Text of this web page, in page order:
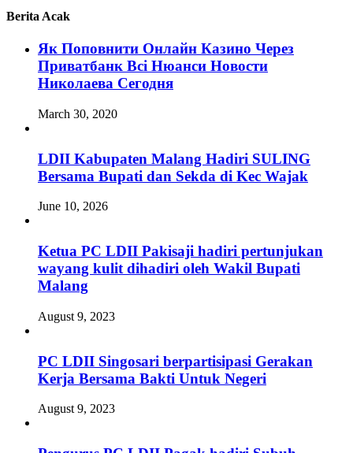
Berita Acak
Як Поповнити Онлайн Казино Через
Приватбанк Всі Нюанси Новости
Николаева Cегодня
March 30, 2020
LDII Kabupaten Malang Hadiri SULING
Bersama Bupati dan Sekda di Kec Wajak
June 10, 2026
Ketua PC LDII Pakisaji hadiri pertunjukan
wayang kulit dihadiri oleh Wakil Bupati
Malang
August 9, 2023
PC LDII Singosari berpartisipasi Gerakan
Kerja Bersama Bakti Untuk Negeri
August 9, 2023